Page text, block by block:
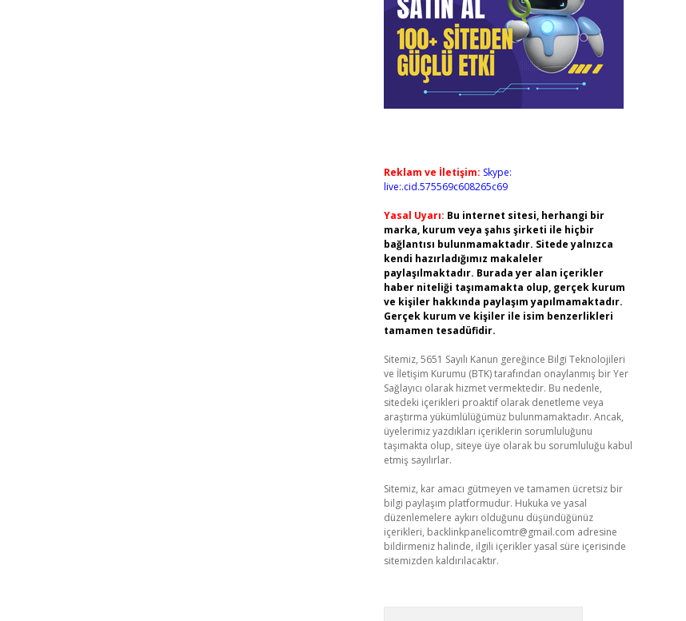
Reklam ve İletişim: Skype:
live:.cid.575569c608265c69
Yasal Uyarı: Bu internet sitesi, herhangi bir
marka, kurum veya şahıs şirketi ile hiçbir
bağlantısı bulunmamaktadır. Sitede yalnızca
kendi hazırladığımız makaleler
paylaşılmaktadır. Burada yer alan içerikler
haber niteliği taşımamakta olup, gerçek kurum
ve kişiler hakkında paylaşım yapılmamaktadır.
Gerçek kurum ve kişiler ile isim benzerlikleri
tamamen tesadüfidir.
Sitemiz, 5651 Sayılı Kanun gereğince Bilgi Teknolojileri
ve İletişim Kurumu (BTK) tarafından onaylanmış bir Yer
Sağlayıcı olarak hizmet vermektedir. Bu nedenle,
sitedeki içerikleri proaktif olarak denetleme veya
araştırma yükümlülüğümüz bulunmamaktadır. Ancak,
üyelerimiz yazdıkları içeriklerin sorumluluğunu
taşımakta olup, siteye üye olarak bu sorumluluğu kabul
etmiş sayılırlar.
Sitemiz, kar amacı gütmeyen ve tamamen ücretsiz bir
bilgi paylaşım platformudur. Hukuka ve yasal
düzenlemelere aykırı olduğunu düşündüğünüz
içerikleri, backlinkpanelicomtr@gmail.com adresine
bildirmeniz halinde, ilgili içerikler yasal süre içerisinde
sitemizden kaldırılacaktır.